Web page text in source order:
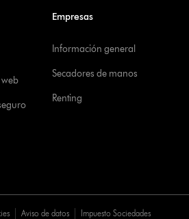
Empresas
Información general
Secadores de manos
Renting
Aviso de datos Impuesto Sociedades